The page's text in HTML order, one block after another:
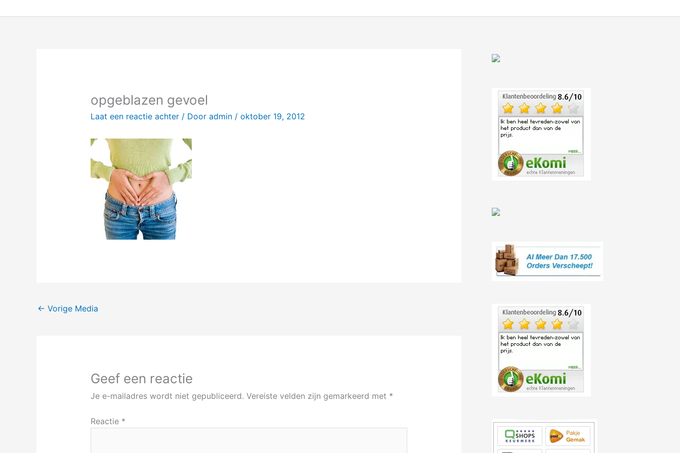
naar
opgeblazen gevoel
Laat een reactie achter / Door admin / oktober 19, 2012
← Vorige Media
Geef een reactie
Je e-mailadres wordt niet gepubliceerd. Vereiste velden zijn gemarkeerd met *
Reactie *